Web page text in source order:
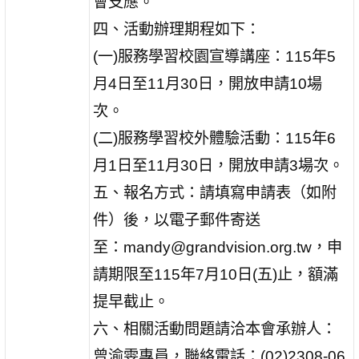
四、活動辦理期程如下：
(一)服務學習校園宣導講座：115年5
月4日至11月30日，開放申請10場
次。
(二)服務學習校外體驗活動：115年6
月1日至11月30日，開放申請3場次。
五、報名方式：請填寫申請表（如附
件）後，以電子郵件寄送
至：mandy@grandvision.org.tw，申
請期限至115年7月10 日(五)止，額滿
提早截止。
六、相關活動問題請洽本會承辦人：